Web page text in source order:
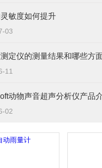
敏度如何提升
03
定仪的测量结果和哪些方
11
动物声音超声分析仪产品
02